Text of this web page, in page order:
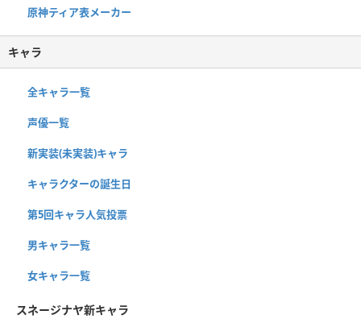
原神ティア表メーカー
キャラ
全キャラ一覧
声優一覧
新実装(未実装)キャラ
キャラクターの誕生日
第5回キャラ人気投票
男キャラ一覧
女キャラ一覧
スネージナヤ新キャラ